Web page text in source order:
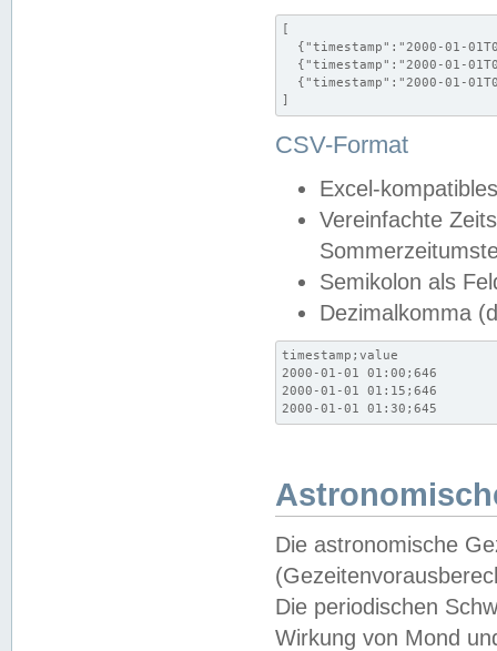
[
{"timestamp":"2000-01-
{"timestamp":"2000-01-
{"timestamp":"2000-01-
]
CSV-Format
Excel-
Vereinfachte
Semikolon als
Dezimalkomma
timestamp;value
2000-01-01 01:00;646
2000-01-01 01:15;646
2000-01-01 01:30;645
Die astronomische
Die periodischen
Wirkung von Mond